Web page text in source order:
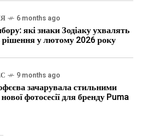
6 months ago
які знаки Зодіаку ухвалять
рішення у лютому 2026 року
9 months ago
зачарувала стильними
фотосесії для бренду Puma